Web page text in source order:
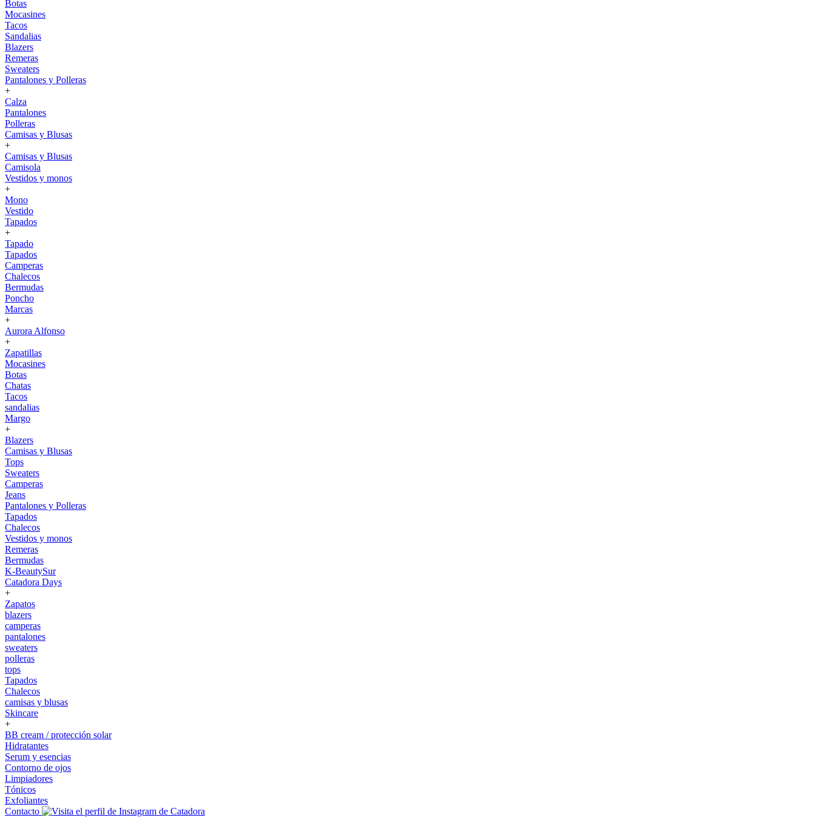
Botas
Mocasines
Tacos
Sandalias
Blazers
Remeras
Sweaters
Pantalones y Polleras
+
Calza
Pantalones
Polleras
Camisas y Blusas
+
Camisas y Blusas
Camisola
Vestidos y monos
+
Mono
Vestido
Tapados
+
Tapado
Tapados
Camperas
Chalecos
Bermudas
Poncho
Marcas
+
Aurora Alfonso
+
Zapatillas
Mocasines
Botas
Chatas
Tacos
sandalias
Margo
+
Blazers
Camisas y Blusas
Tops
Sweaters
Camperas
Jeans
Pantalones y Polleras
Tapados
Chalecos
Vestidos y monos
Remeras
Bermudas
K-BeautySur
Catadora Days
+
Zapatos
blazers
camperas
pantalones
sweaters
polleras
tops
Tapados
Chalecos
camisas y blusas
Skincare
+
BB cream / protección solar
Hidratantes
Serum y esencias
Contorno de ojos
Limpiadores
Tónicos
Exfoliantes
Contacto